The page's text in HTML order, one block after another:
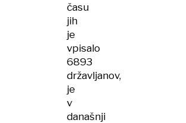
času
jih
je
vpisalo
6893
državljanov,
je
v
današnji